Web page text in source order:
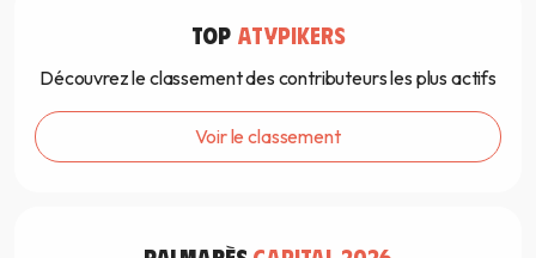
TOP ATYPIKERS
Découvrez le classement des contributeurs les plus actifs
Voir le classement